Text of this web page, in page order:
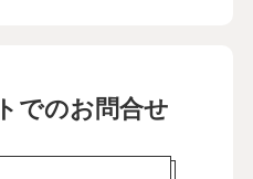
でのお問合せ